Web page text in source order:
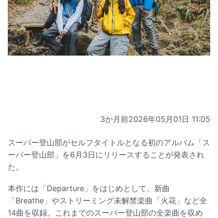
3か月前2026年05月01日 11:05
スーパー登山部がセルフタイトルとなる初のアルバム「ス
ーパー登山部」を6月3日にリリースすることが発表され
た。
本作には「Departure」をはじめとして、新曲
「Breathe」やストリーミング未解禁楽曲「火花」など全
14曲を収録。これまでのスーパー登山部の全楽曲を収め